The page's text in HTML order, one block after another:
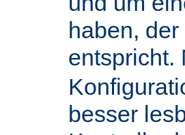
haben,
entspricht.
besser